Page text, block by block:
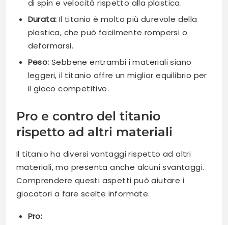
di spin e velocità rispetto alla plastica.
Durata: Il titanio è molto più durevole della
plastica, che può facilmente rompersi o
deformarsi.
Peso: Sebbene entrambi i materiali siano
leggeri, il titanio offre un miglior equilibrio per
il gioco competitivo.
Pro e contro del titanio
rispetto ad altri materiali
Il titanio ha diversi vantaggi rispetto ad altri
materiali, ma presenta anche alcuni svantaggi.
Comprendere questi aspetti può aiutare i
giocatori a fare scelte informate.
Pro: